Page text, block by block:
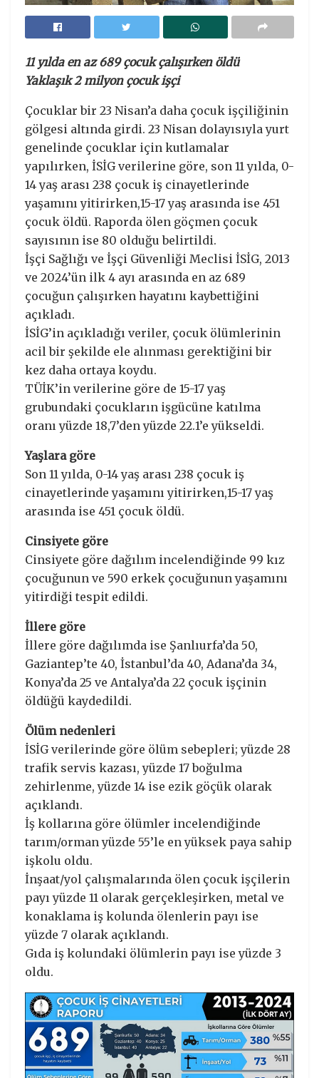
11 yılda en az 689 çocuk çalışırken öldü
Yaklaşık 2 milyon çocuk işçi
Çocuklar bir 23 Nisan’a daha çocuk işçiliğinin
gölgesi altında girdi. 23 Nisan dolayısıyla yurt
genelinde çocuklar için kutlamalar
yapılırken, İSİG verilerine göre, son 11 yılda, 0-
14 yaş arası 238 çocuk iş cinayetlerinde
yaşamını yitirirken,15-17 yaş arasında ise 451
çocuk öldü. Raporda ölen göçmen çocuk
sayısının ise 80 olduğu belirtildi.
İşçi Sağlığı ve İşçi Güvenliği Meclisi İSİG, 2013
ve 2024’ün ilk 4 ayı arasında en az 689
çocuğun çalışırken hayatını kaybettiğini
açıkladı.
İSİG’in açıkladığı veriler, çocuk ölümlerinin
acil bir şekilde ele alınması gerektiğini bir
kez daha ortaya koydu.
TÜİK’in verilerine göre de 15-17 yaş
grubundaki çocukların işgücüne katılma
oranı yüzde 18,7’den yüzde 22.1’e yükseldi.
Yaşlara göre
Son 11 yılda, 0-14 yaş arası 238 çocuk iş
cinayetlerinde yaşamını yitirirken,15-17 yaş
arasında ise 451 çocuk öldü.
Cinsiyete göre
Cinsiyete göre dağılım incelendiğinde 99 kız
çocuğunun ve 590 erkek çocuğunun yaşamını
yitirdiği tespit edildi.
İllere göre
İllere göre dağılımda ise Şanlıurfa’da 50,
Gaziantep’te 40, İstanbul’da 40, Adana’da 34,
Konya’da 25 ve Antalya’da 22 çocuk işçinin
öldüğü kaydedildi.
Ölüm nedenleri
İSİG verilerinde göre ölüm sebepleri; yüzde 28
trafik servis kazası, yüzde 17 boğulma
zehirlenme, yüzde 14 ise ezik göçük olarak
açıklandı.
İş kollarına göre ölümler incelendiğinde
tarım/orman yüzde 55’le en yüksek paya sahip
işkolu oldu.
İnşaat/yol çalışmalarında ölen çocuk işçilerin
payı yüzde 11 olarak gerçekleşirken, metal ve
konaklama iş kolunda ölenlerin payı ise
yüzde 7 olarak açıklandı.
Gıda iş kolundaki ölümlerin payı ise yüzde 3
oldu.